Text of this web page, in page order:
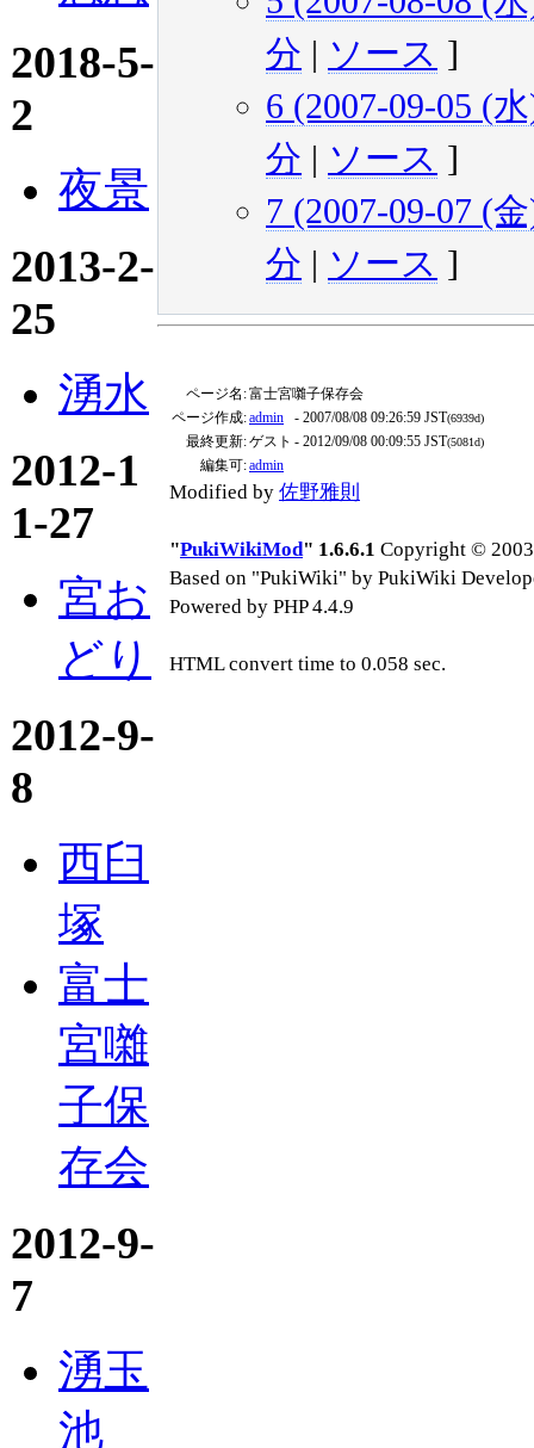
2018-5-
2
夜景
2013-2-
25
湧水
2012-1
1-27
宮お
どり
2012-9-
8
西臼
塚
富士
宮囃
子保
存会
2012-9-
7
湧玉
池
分 | ソース ]
6 (2007-09-05 (
分 | ソース ]
7 (2007-09-07 (
分 | ソース ]
ページ名:富士宮囃子保存会
ページ作成:admin - 2007/08/08 09:26:59 JST(6939d)
最終更新:ゲスト - 2012/09/08 00:09:55 JST(5081d)
編集可:admin
Modified by 佐野雅則
"PukiWikiMod" 1.6.6.1 Copyright ©
Based on "PukiWiki" by PukiWiki
Powered by PHP 4.4.9
HTML convert time to 0.058 sec.